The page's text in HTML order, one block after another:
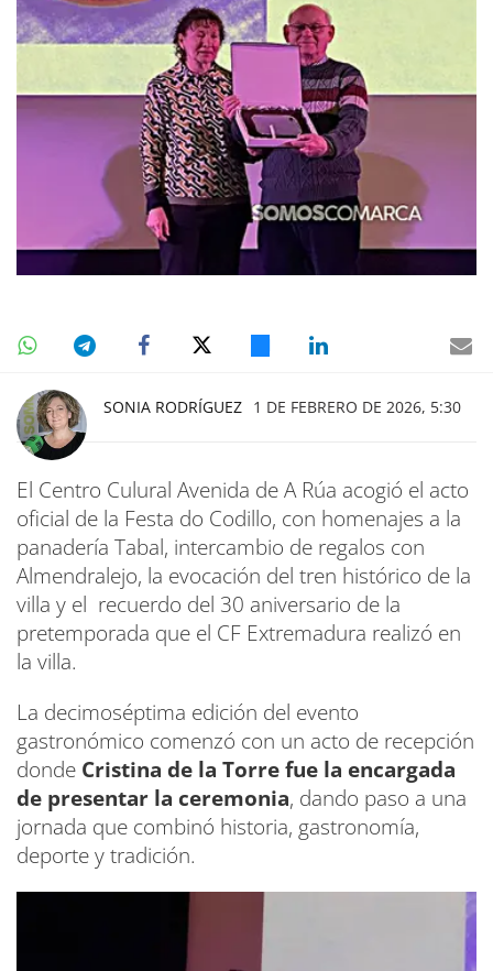
SONIA RODRÍGUEZ 1 DE FEBRERO DE 2026, 5:30
El Centro Culural Avenida de A Rúa acogió el acto
oficial de la Festa do Codillo, con homenajes a la
panadería Tabal, intercambio de regalos con
Almendralejo, la evocación del tren histórico de la
villa y el recuerdo del 30 aniversario de la
pretemporada que el CF Extremadura realizó en
la villa.
La decimoséptima edición del evento
gastronómico comenzó con un acto de recepción
donde Cristina de la Torre fue la encargada
de presentar la ceremonia, dando paso a una
jornada que combinó historia, gastronomía,
deporte y tradición.